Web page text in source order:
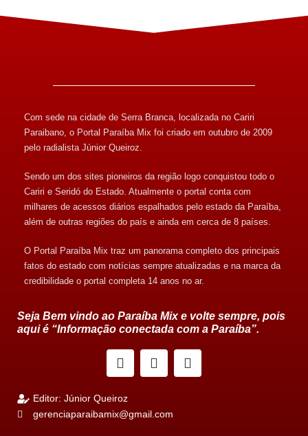
Com sede na cidade de Serra Branca, localizada no Cariri
Paraibano, o Portal Paraíba Mix foi criado em outubro de 2009
pelo radialista Júnior Queiroz.
Sendo um dos sites pioneiros da região logo conquistou todo o
Cariri e Seridó do Estado. Atualmente o portal conta com
milhares de acessos diários espalhados pelo estado da Paraíba,
além de outras regiões do país e ainda em cerca de 8 países.
O Portal Paraíba Mix traz um panorama completo dos principais
fatos do estado com notícias sempre atualizadas e na marca da
credibilidade o portal completa 14 anos no ar.
Seja Bem vindo ao Paraíba Mix e volte sempre, pois
aqui é “Informação conectada com a Paraíba”.
Editor: Júnior Queiroz
gerenciaparaibamix@gmail.com